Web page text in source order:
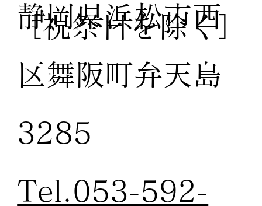
［祝祭日を除く］
静岡県浜松市西
区舞阪町弁天島
3285
Tel.053-592-